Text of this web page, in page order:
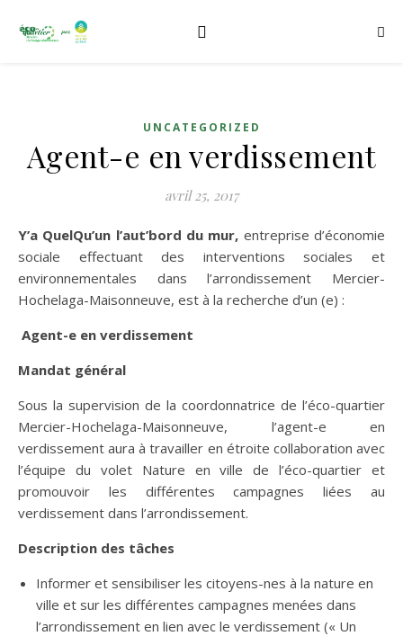
UNCATEGORIZED
Agent-e en verdissement
avril 25, 2017
Y’a QuelQu’un l’aut’bord du mur, entreprise d’économie
sociale effectuant des interventions sociales et
environnementales dans l’arrondissement Mercier-
Hochelaga-Maisonneuve, est à la recherche d’un (e) :
Agent-e en verdissement
Mandat général
Sous la supervision de la coordonnatrice de l’éco-quartier
Mercier-Hochelaga-Maisonneuve, l’agent-e en
verdissement aura à travailler en étroite collaboration avec
l’équipe du volet Nature en ville de l’éco-quartier et
promouvoir les différentes campagnes liées au
verdissement dans l’arrondissement.
Description des tâches
Informer et sensibiliser les citoyens-nes à la nature en
ville et sur les différentes campagnes menées dans
l’arrondissement en lien avec le verdissement (« Un